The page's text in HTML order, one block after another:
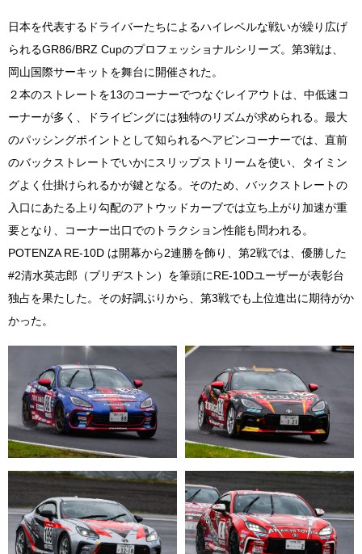
日本を代表するドライバーたちによるハイレベルな戦いが繰り広げ
られるGR86/BRZ Cupのプロフェッショナルシリーズ。第3戦は、
岡山国際サーキットを舞台に開催された。
２本のストレートを13のコーナーでつなぐレイアウトは、中低速コ
ーナーが多く、ドライビングには独特のリズムが求められる。最大
のパッシングポイントとして知られるヘアピンコーナーでは、直前
のバックストレートでいかにスリップストリームを使い、タイミン
グよく仕掛けられるかが鍵となる。そのため、バックストレートの
入口にあたる上り勾配のアトウッドカーブでは立ち上がり加速が重
要となり、コーナー出口でのトラクション性能も問われる。
POTENZA RE-10D は開幕から2連勝を飾り、第2戦では、優勝した
#2清水英志郎（ブリヂストン）を筆頭にRE-10Dユーザーが表彰台
独占を果たした。その好調ぶりから、第3戦でも上位進出に期待がか
かった。